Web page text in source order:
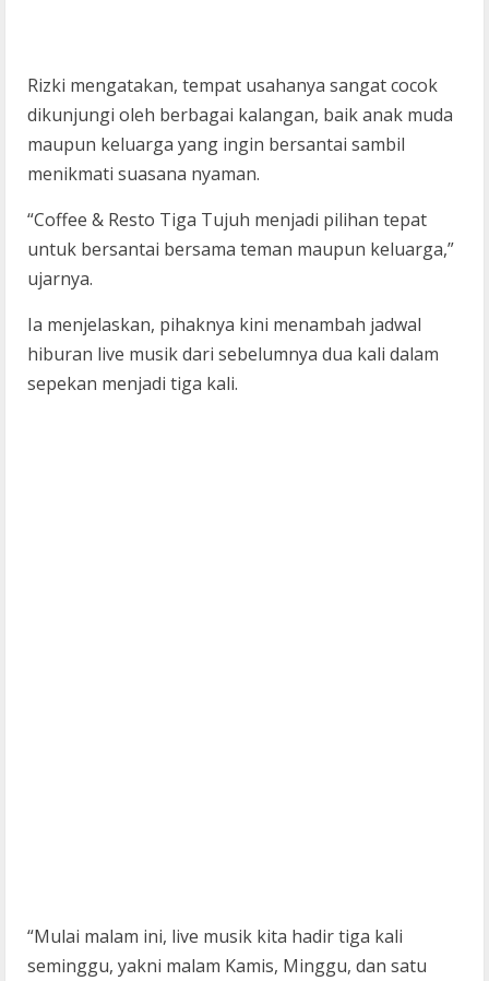
Rizki mengatakan, tempat usahanya sangat cocok
dikunjungi oleh berbagai kalangan, baik anak muda
maupun keluarga yang ingin bersantai sambil
menikmati suasana nyaman.
“Coffee & Resto Tiga Tujuh menjadi pilihan tepat
untuk bersantai bersama teman maupun keluarga,”
ujarnya.
Ia menjelaskan, pihaknya kini menambah jadwal
hiburan live musik dari sebelumnya dua kali dalam
sepekan menjadi tiga kali.
“Mulai malam ini, live musik kita hadir tiga kali
seminggu, yakni malam Kamis, Minggu, dan satu